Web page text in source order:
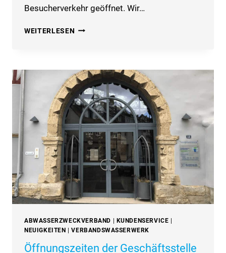
Besucherverkehr geöffnet. Wir…
WEITERLESEN GESCHÄFTSSTELLE
GEÖFFNET
ABWASSERZWECKVERBAND KUNDENSERVICE
NEUIGKEITEN
|VERBANDSWASSERWERK
Öffnungszeiten der Geschäftsstelle